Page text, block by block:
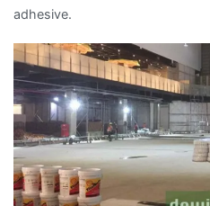
adhesive.